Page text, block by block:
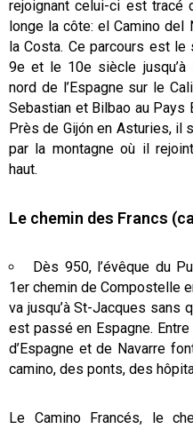
rejoignant celui-ci est tracé
longe la côte: el Camino del
la Costa. Ce parcours est
9e et le 10e siècle jusqu’à
nord de l’Espagne sur le
Sebastian et Bilbao au Pays
Près de Gijón en Asturies, il
par la montagne où il
haut.
Le chemin des Francs
Dès 950, l’évêque du
1er chemin de Compostelle
va jusqu’à St-Jacques sans
est passé en Espagne.
d’Espagne et de Navarre
camino, des ponts, des
Le Camino Francés, le